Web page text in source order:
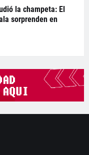
la champeta: El
sorprenden en